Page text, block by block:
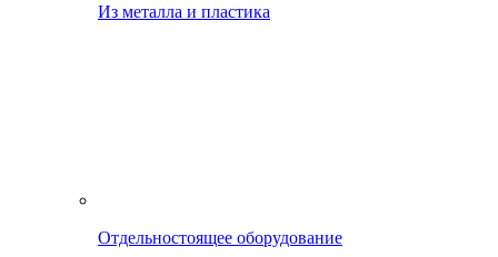
Из металла и пластика
Отдельностоящее оборудование